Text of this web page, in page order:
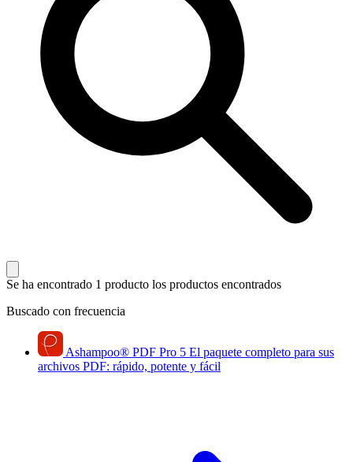
Se ha encontrado 1 producto los productos encontrados
Buscado con frecuencia
Ashampoo® PDF Pro 5 El paquete completo para sus
archivos PDF: rápido, potente y fácil